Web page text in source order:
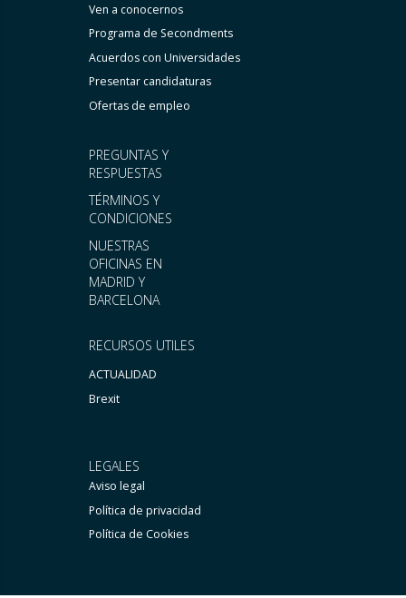
RECURSOS UTILES
ACTUALIDAD
Brexit
PREGUNTAS Y
RESPUESTAS
TÉRMINOS Y
CONDICIONES
NUESTRAS
OFICINAS EN
MADRID Y
BARCELONA
Ven a conocernos
Programa de Secondments
Acuerdos con Universidades
Presentar candidaturas
Ofertas de empleo
LEGALES
Aviso legal
Política de privacidad
Política de Cookies